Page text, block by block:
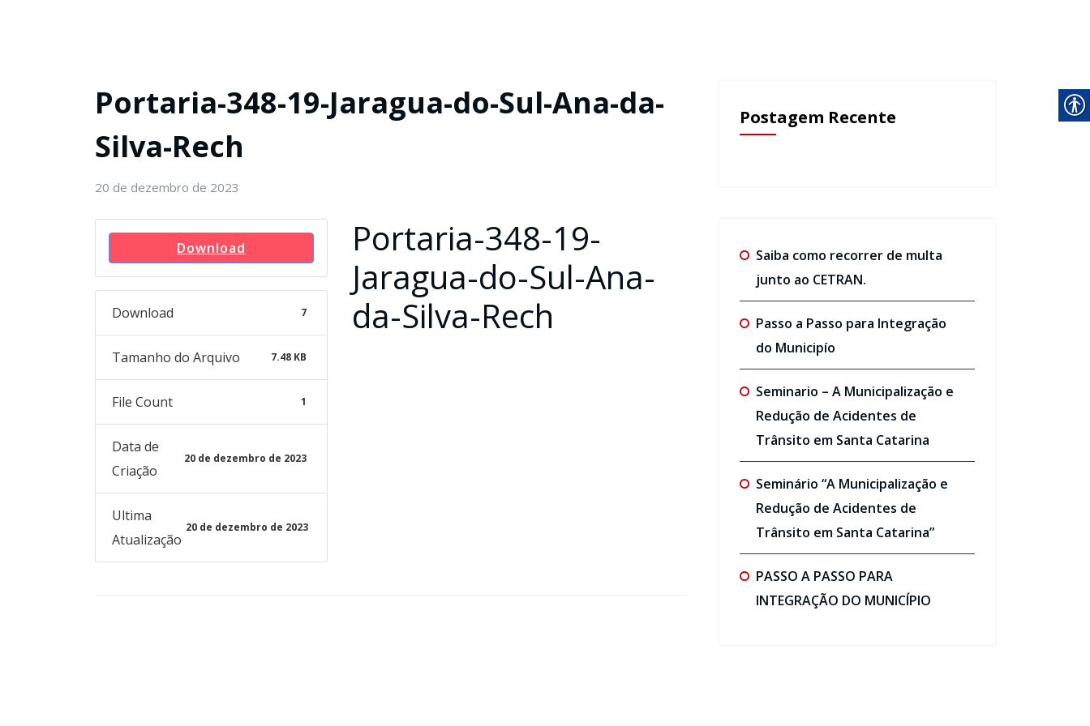
Portaria-348-19-Jaragua-do-Sul-Ana-da-
Silva-Rech
20 de dezembro de 2023
Download
Download 7
Tamanho do Arquivo 7.48 KB
File Count 1
Data de
Criação
20 de dezembro de 2023
Ultima
Atualização
20 de dezembro de 2023
Portaria-348-19-
Jaragua-do-Sul-Ana-
da-Silva-Rech
Postagem Recente
Saiba como recorrer de multa
junto ao CETRAN.
Passo a Passo para Integração
do Municipío
Seminario – A Municipalização e
Redução de Acidentes de
Trânsito em Santa Catarina
Seminário “A Municipalização e
Redução de Acidentes de
Trânsito em Santa Catarina”
PASSO A PASSO PARA
INTEGRAÇÃO DO MUNICÍPIO